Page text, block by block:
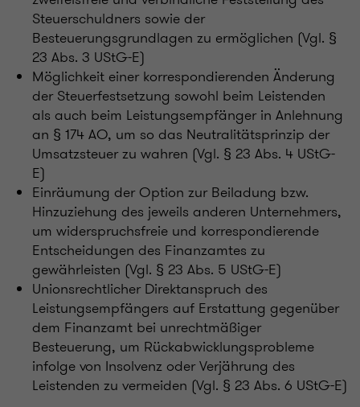
Steuerschuldners sowie der
Besteuerungsgrundlagen zu ermöglichen (Vgl. §
23 Abs. 3 UStG-E)
Möglichkeit einer korrespondierenden Änderung
der Steuerfestsetzung sowohl beim Leistenden
als auch beim Leistungsempfänger in Anlehnung
an § 174 AO, um so das Neutralitätsprinzip der
Umsatzsteuer zu wahren (Vgl. § 23 Abs. 4 UStG-
E)
Einräumung der Option zur Beiladung bzw.
Hinzuziehung des jeweils anderen Unternehmers,
um widerspruchsfreie und korrespondierende
Entscheidungen des Finanzamtes zu
gewährleisten (Vgl. § 23 Abs. 5 UStG-E)
Unionsrechtlicher Direktanspruch des
Leistungsempfängers auf Erstattung gegenüber
dem Finanzamt bei unrechtmäßiger
Besteuerung, um Rückabwicklungsprobleme
infolge von Insolvenz oder Verjährung des
Leistenden zu vermeiden (Vgl. § 23 Abs. 6 UStG-E)